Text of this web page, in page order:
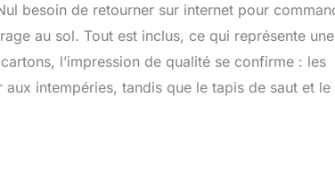
besoin de retourner sur internet pour
au sol. Tout est inclus, ce qui représente une
l’impression de qualité se confirme : les
intempéries, tandis que le tapis de saut et